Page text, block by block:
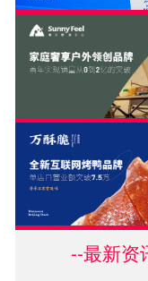
--最新资